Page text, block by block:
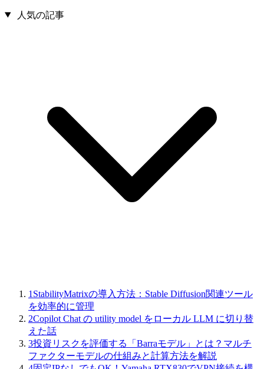
人気の記事
1 StabilityMatrixの導入方法：Stable Diffusion関連ツール
を効率的に管理
2Copilot Chat の utility model をローカル LLM に切り替
えた話
3投資リスクを評価する「Barraモデル」とは？マルチ
ファクターモデルの仕組みと計算方法を解説